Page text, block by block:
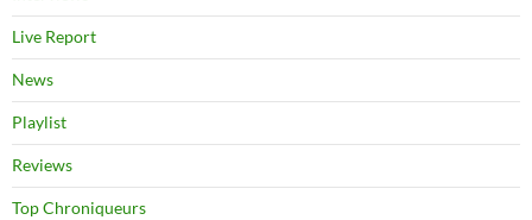
Live Report
News
Playlist
Reviews
Top Chroniqueurs